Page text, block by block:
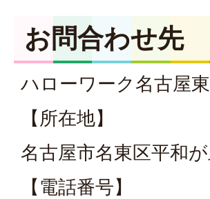
お問合わせ先
ハローワーク名古屋
【所在地】
名古屋市名東区平和
【電話番号】